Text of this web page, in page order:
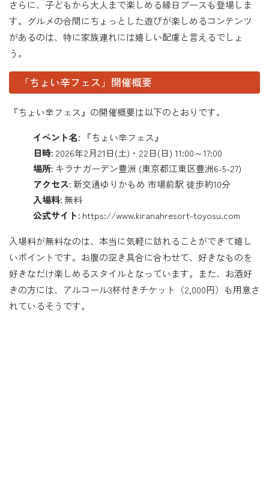
さらに、子どもから大人まで楽しめる縁日ブースも登場しま
す。グルメの合間にちょっとした遊びが楽しめるコンテンツ
があるのは、特に家族連れには嬉しい配慮と言えるでしょ
う。
「ちょい辛フェス」開催概要
『ちょい辛フェス』の開催概要は以下のとおりです。
イベント名: 『ちょい辛フェス』
日時: 2026年2月21日(土)・22日(日) 11:00～17:00
場所: キラナガーデン豊洲 (東京都江東区豊洲6-5-27)
アクセス:新交通ゆりかもめ 市場前駅 徒歩約10分
入場料:無料
公式サイト: https://www.kiranahresort-toyosu.com
入場料が無料なのは、本当に気軽に訪れることができて嬉し
いポイントです。お腹の空き具合に合わせて、好きなものを
好きなだけ楽しめるスタイルとなっています。また、お酒好
きの方には、アルコール3杯付きチケット（2,000円）も用意さ
れているそうです。